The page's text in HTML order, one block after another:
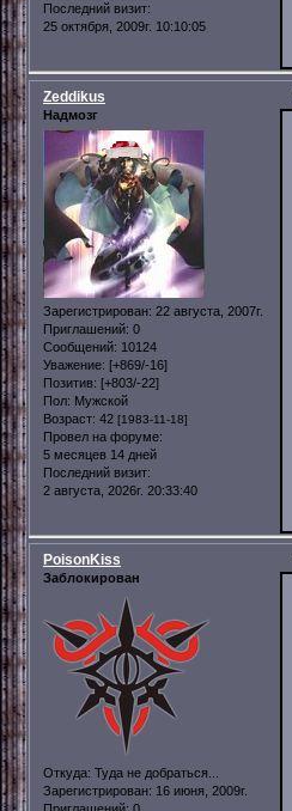
Последний визит:
25 октября, 2009г. 10:10:05
Zeddikus
Надмозг
Зарегистрирован: 22 августа, 2007г.
Приглашений: 0
Сообщений: 10124
Уважение: [+869/-16]
Позитив: [+803/-22]
Пол: Мужской
Возраст: 42 [1983-11-18]
Провел на форуме:
5 месяцев 14 дней
Последний визит:
2 августа, 2026г. 20:33:40
PoisonKiss
Заблокирован
Откуда: Туда не добраться...
Зарегистрирован: 16 июня, 2009г.